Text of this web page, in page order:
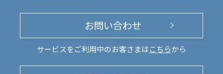
お問い合わせ
サービスをご利用中のお客さまは こちらから